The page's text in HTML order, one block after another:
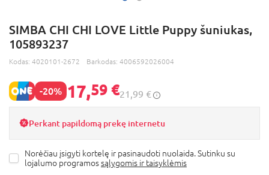
SIMBA CHI CHI LOVE Little Puppy šuniukas,
105893237
Kodas: 4020101-2672 Barkodas: 4006592026004
-20% 17,59 €21,99 €
Perkant papildomą prekę internetu
Norėčiau įsigyti kortelę ir pasinaudoti nuolaida. Sutinku su
lojalumo programossąlygomis ir taisyklėmis